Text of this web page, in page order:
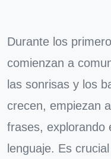
Durante los
comienzan a
las sonrisas y los
crecen, empiezan
frases, explorando
lenguaje. Es